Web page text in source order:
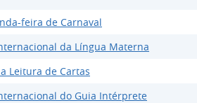
feira de Carnaval
da Língua Materna
Leitura de Cartas
do Guia Intérprete